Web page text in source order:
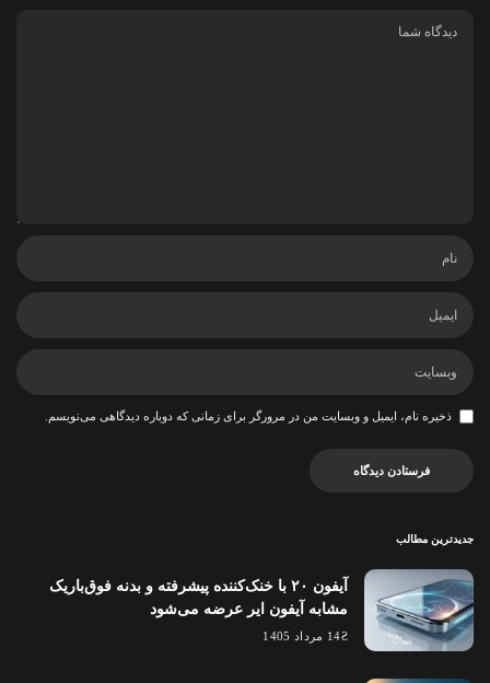
ذخیره نام، ایمیل و وبسایت من در مرورگر برای زمانی که دوباره دیدگاهی می‌نویسم.
جدیدترین مطالب
آیفون ۲۰ با خنک‌کننده پیشرفته و بدنه فوق‌باریک
مشابه آیفون ایر عرضه می‌شود
14 مرداد 1405